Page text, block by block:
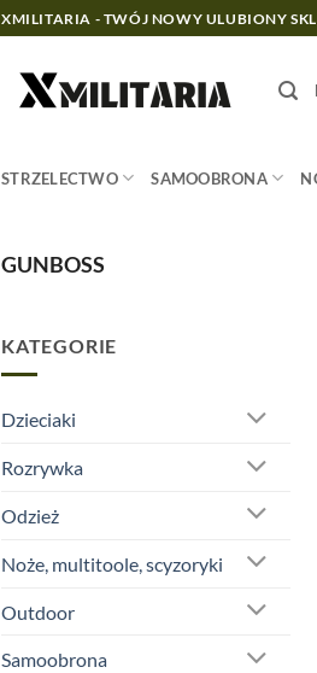
XMILITARIA - TWÓJ NOWY ULUBIONY
STRZELECTWO SAMOOBRONA
GUNBOSS
KATEGORIE
Dzieciaki
Rozrywka
Odzież
Noże, multitoole, scyzoryki
Outdoor
Samoobrona